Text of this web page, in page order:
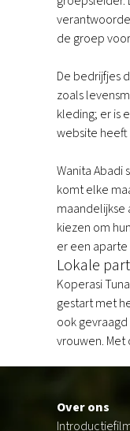
de groep
De bedrijfjes
zoals
kleding; er is
website heeft
Wanita
komt elke
maandelijkse
kiezen om
er een aparte
Lokale
Koperasi
gestart met
ook
vrouwen.
Over ons